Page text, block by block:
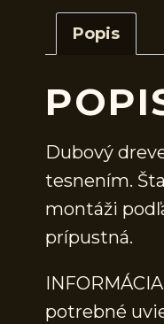
Popis
Dubový
tesnením.
montáži
prípustná.
potrebné